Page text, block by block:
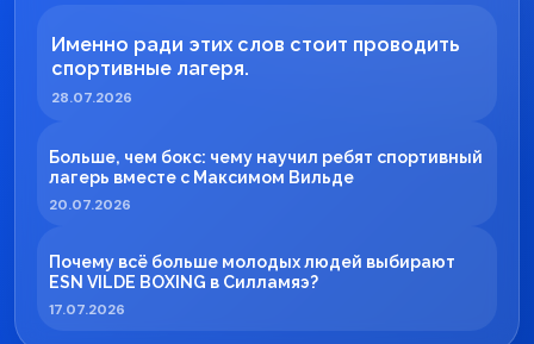
Именно ради этих слов стоит проводить
спортивные лагеря.
28.07.2026
Больше, чем бокс: чему научил ребят спортивный
лагерь вместе с Максимом Вильде
20.07.2026
Почему всё больше молодых людей выбирают
ESN VILDE BOXING в Силламяэ?
17.07.2026